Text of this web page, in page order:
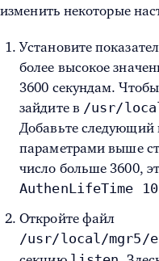
изменить некоторые
Установите
более высокое
3600 секундам.
зайдите в /usr/
Добавьте следующий
параметрами выше
число больше 3600,
AuthenLifeTime
Откройте файл
/usr/local/mgr5/